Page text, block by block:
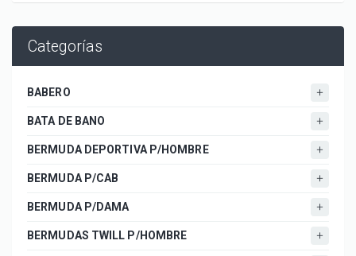
Categorías
BABERO
BATA DE BANO
BERMUDA DEPORTIVA P/HOMBRE
BERMUDA P/CAB
BERMUDA P/DAMA
BERMUDAS TWILL P/HOMBRE